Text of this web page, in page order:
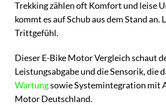
Trekking zählen oft Komfort und leise
kommt es auf Schub aus dem Stand
Trittgefühl.
Dieser E-Bike Motor Vergleich schaut
Leistungsabgabe und die Sensorik, die
Wartungsowie Systemintegration mit
Motor Deutschland.